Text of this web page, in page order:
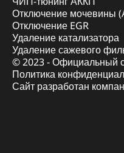
Отключение мочевины
Отключение EGR
Удаление катализатора
Удаление сажевого
© 2023 - Официальный
Политика
Сайт разработан